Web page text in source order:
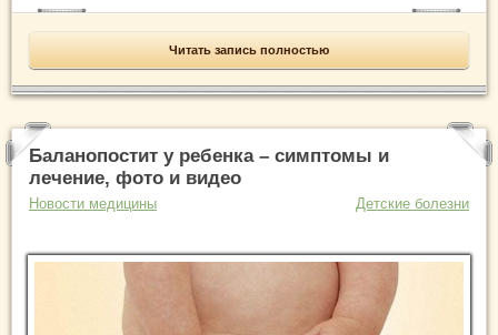
Читать запись полностью
Баланопостит у ребенка – симптомы и
лечение, фото и видео
Новости медицины Детские болезни